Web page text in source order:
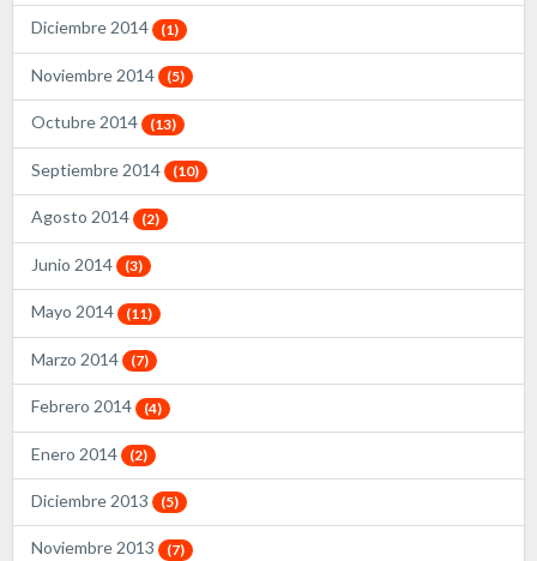
Diciembre 2014 (1)
Noviembre 2014 (5)
Octubre 2014 (13)
Septiembre 2014 (10)
Agosto 2014 (2)
Junio 2014 (3)
Mayo 2014 (11)
Marzo 2014 (7)
Febrero 2014 (4)
Enero 2014 (2)
Diciembre 2013 (5)
Noviembre 2013 (7)